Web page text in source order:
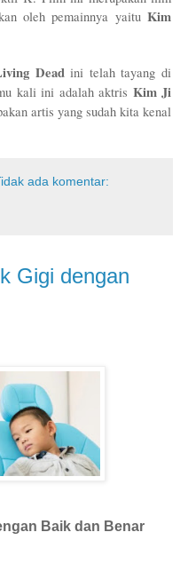
oleh pemainnya yaitu Kim
Dead ini telah tayang di
kali ini adalah aktris Kim Ji
artis yang sudah kita kenal
ada komentar:
Gigi dengan
Baik dan Benar